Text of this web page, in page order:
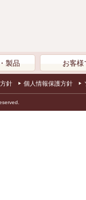
製品 お客様
針 個人情報保護方針